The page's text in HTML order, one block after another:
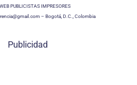
PUBLICISTAS IMPRESORES
– Bogotá, D.C., Colombia
Publicidad